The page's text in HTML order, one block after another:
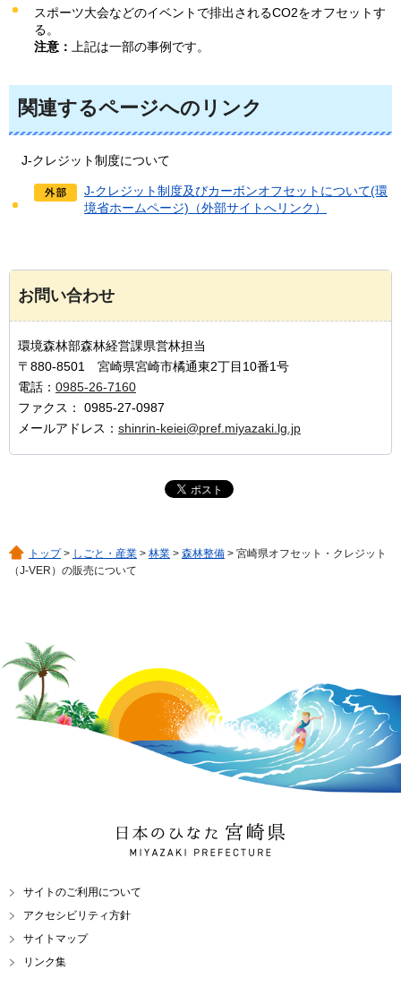
スポーツ大会などのイベントで排出されるCO2をオフセットす
る。
注意：
上記は一部の事例です。
関連するページへのリンク
J-クレジット制度について
J-クレジット制度及びカーボンオフセットについて(環
境省ホームページ)（外部サイトへリンク）
お問い合わせ
環境森林部森林経営課県営林担当
〒880-8501 宮崎県宮崎市橘通東2丁目10番1号
電話： 0985-26-7160
ファクス： 0985-27-0987
メールアドレス： shinrin-keiei@pref.miyazaki.lg.jp
トップ> しごと・産業 > 林業 > 森林整備 > 宮崎県オフセット・クレジット
（J-VER）の販売について
日本のひなた 宮崎県
MIYAZAKI PREFECTURE
サイトのご利用について
アクセシビリティ方針
サイトマップ
リンク集